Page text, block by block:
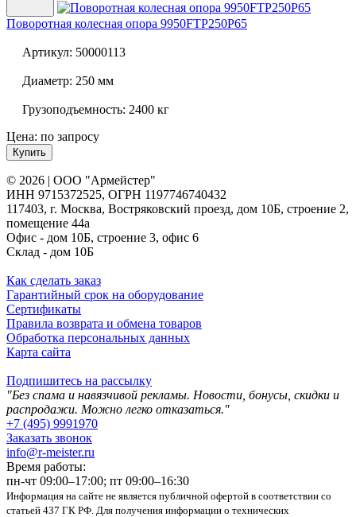
Поворотная колесная опора 9950FTP250P65
Артикул: 50000113
Диаметр: 250 мм
Грузоподъемность: 2400 кг
Цена: по запросу
Купить
© 2026 | ООО "Армейстер"
ИНН 9715372525, ОГРН 1197746740432
117403, г. Москва, Востряковский проезд, дом 10Б, строение 2,
помещение 44а
Офис - дом 10Б, строение 3, офис 6
Склад - дом 10Б
Как сделать заказ
Гарантийный срок на оборудование
Сертификаты
Правила возврата и обмена товаров
Обработка персональных данных
Карта сайта
Подпишитесь на рассылку
"Без спама и навязчивой рекламы. Новости, бонусы, скидки и
распродажи. Можно легко отказаться."
+7 (495) 9991970
Заказать звонок
info@r-meister.ru
Время работы:
пн-чт 09:00–17:00; пт 09:00–16:30
Информация на сайте не является публичной офертой в соответствии со
статьей 437 ГК РФ. Для получения информации о технических